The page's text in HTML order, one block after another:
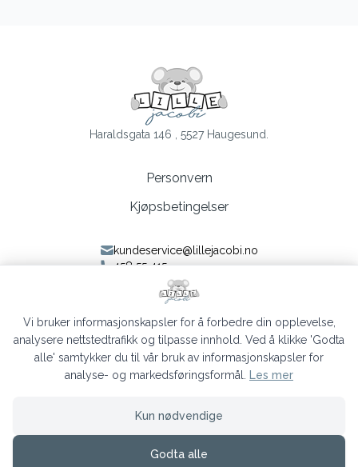
Haraldsgata 146 , 5527 Haugesund.
Personvern
Kjøpsbetingelser
kundeservice@lillejacobi.no
458 55 415
Følg oss på Facebook
Følg oss på Instagram
Siden driftes avShoplabs
Vi bruker informasjonskapsler for å forbedre din opplevelse,
analysere nettstedtrafikk og tilpasse innhold. Ved å klikke 'Godta
alle' samtykker du til vår bruk av informasjonskapsler for
analyse- og markedsføringsformål.
Les mer
Kun nødvendige
Godta alle